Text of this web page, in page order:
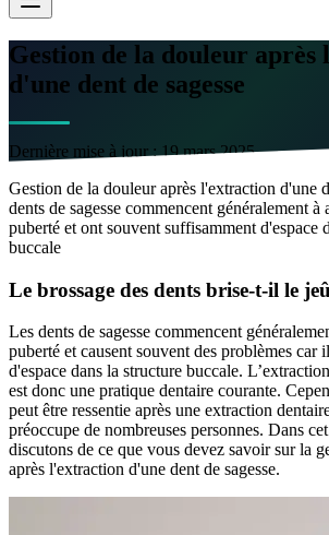
Gestion de la douleur
d'une dent de sagesse
Dernière mise à jour :19 mars 2025
Gestion de la douleur après l'extraction d'une
dents de sagesse commencent généralement à
puberté et ont souvent suffisamment d'espace
buccale
Le brossage des dents brise-t-il le
Les dents de sagesse commencent
puberté et causent souvent des problèmes car
d'espace dans la structure buccale.
est donc une pratique dentaire courante.
peut être ressentie après une extraction
préoccupe de nombreuses personnes. Dans
discutons de ce que vous devez savoir sur la
après l'extraction d'une dent de sagesse.